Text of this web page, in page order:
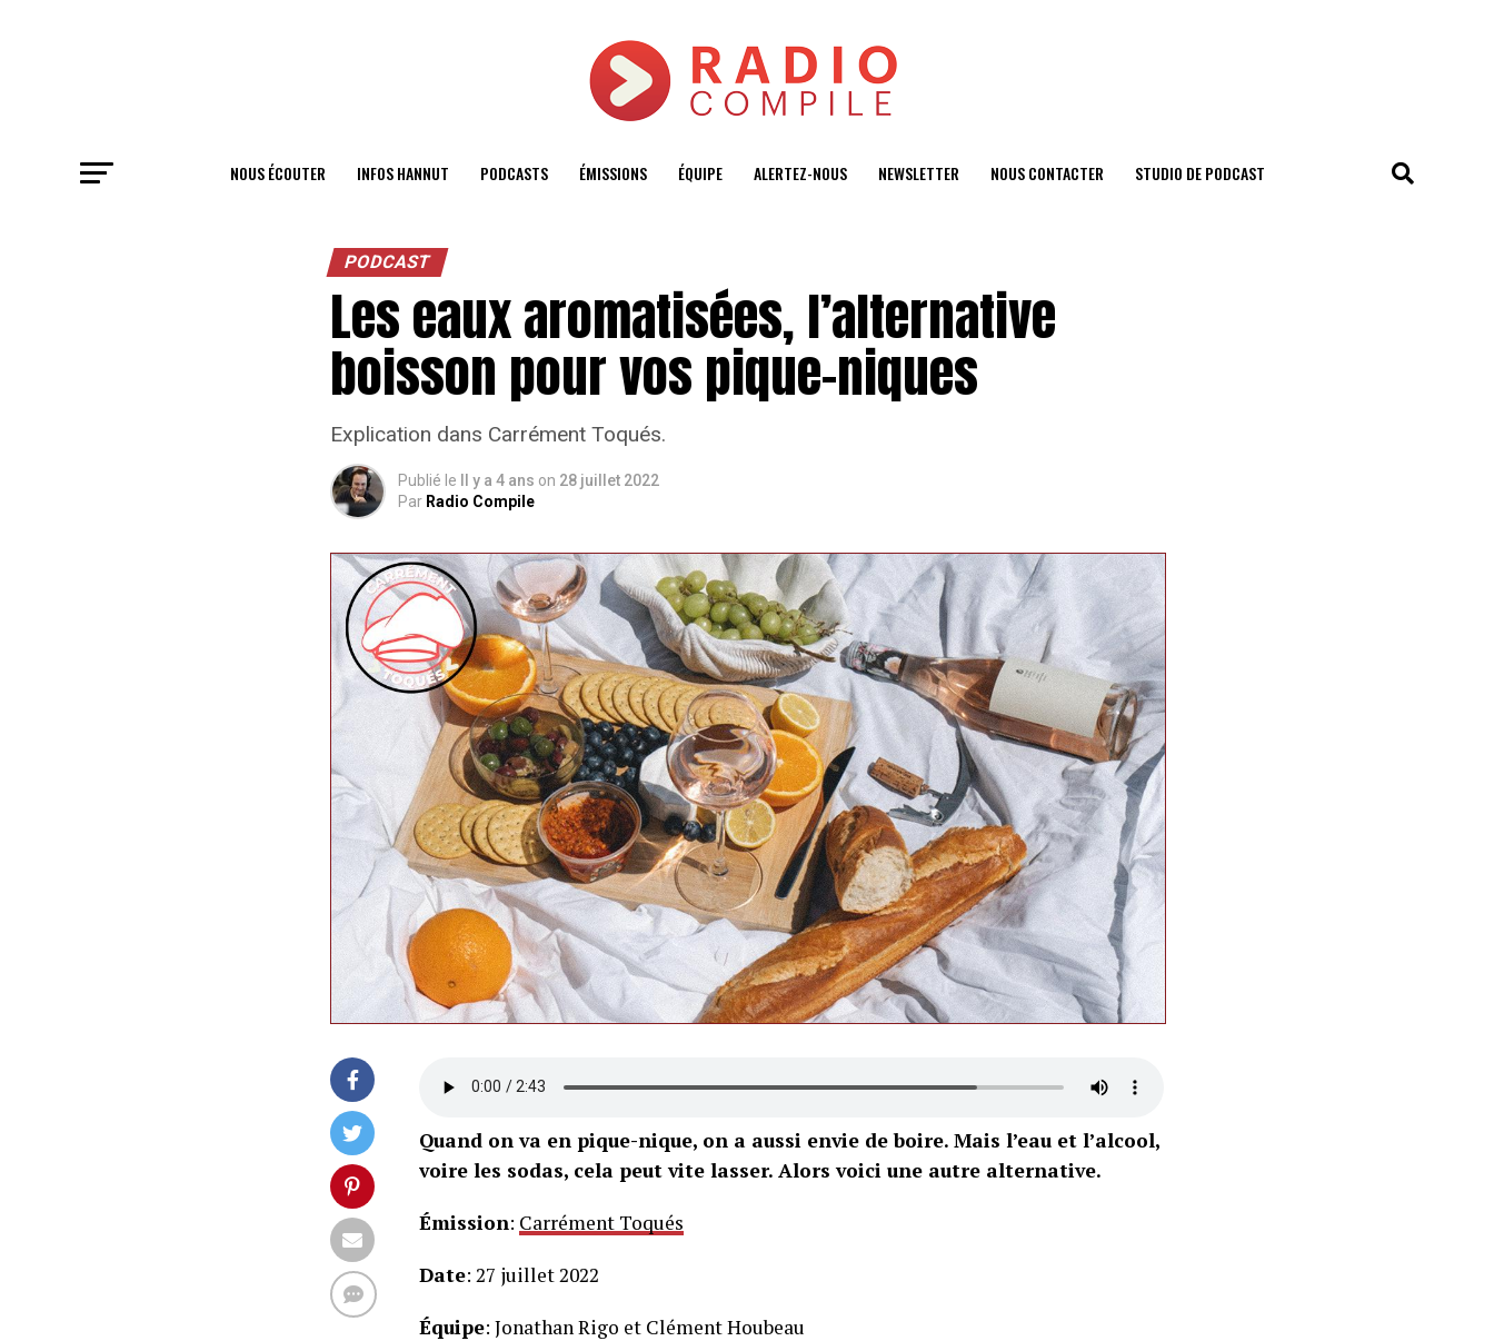
NOUS ÉCOUTER INFOS HANNUT PODCASTS ÉMISSIONS ÉQUIPE ALERTEZ-NOUS NEWSLETTER NOUS CONTACTER STUDIO DE PODCAST
PODCAST
Les eaux aromatisées, l’alternative
boisson pour vos pique-niques
Explication dans Carrément Toqués.
Publié le Il y a 4 ans on 28 juillet 2022
Par Radio Compile
Quand on va en pique-nique, on a aussi envie de boire. Mais l’eau et l’alcool,
voire les sodas, cela peut vite lasser. Alors voici une autre alternative.
Émission: Carrément Toqués
Date: 27 juillet 2022
Équipe: Jonathan Rigo et Clément Houbeau